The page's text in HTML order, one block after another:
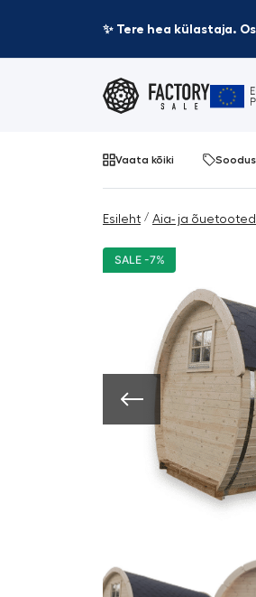
✨ Tere hea külastaja.
Vaata kõiki
Esileht / Aia- ja õuetooted
SALE -7%